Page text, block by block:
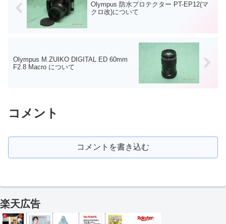
Olympus 防水プロテクター PT-EP12(マ
クロ改)について
Olympus M.ZUIKO DIGITAL ED 60mm
F2.8 Macro について
コメント
コメントを書き込む
楽天広告